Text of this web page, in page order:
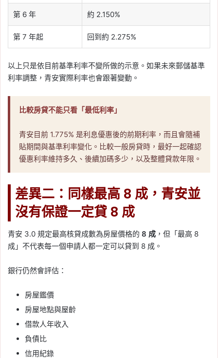
第 6 年 約 2.150%
第 7 年起 回到約 2.275%
以上只是依目前基準利率不變所做的示意。如果未來郵儲基準
利率調整，青安實際利率也會跟著變動。
比較房貸不能只看「最低利率」
青安目前 1.775% 是利息優惠後的前期利率，而且會隨補
貼期間與基準利率變化。比較一般房貸時，最好一起確認
優惠利率維持多久、後續加碼多少，以及整體貸款年限。
差異二：同樣最高 8 成，青安並
沒有保證一定貸 8 成
青安 3.0 規定最高核貸成數為房屋價格的 8 成 ，但「最高 8
成」不代表每一個申請人都一定可以貸到 8 成。
銀行仍然會評估：
房屋鑑價
房屋地點與屋齡
借款人年收入
負債比
信用紀錄